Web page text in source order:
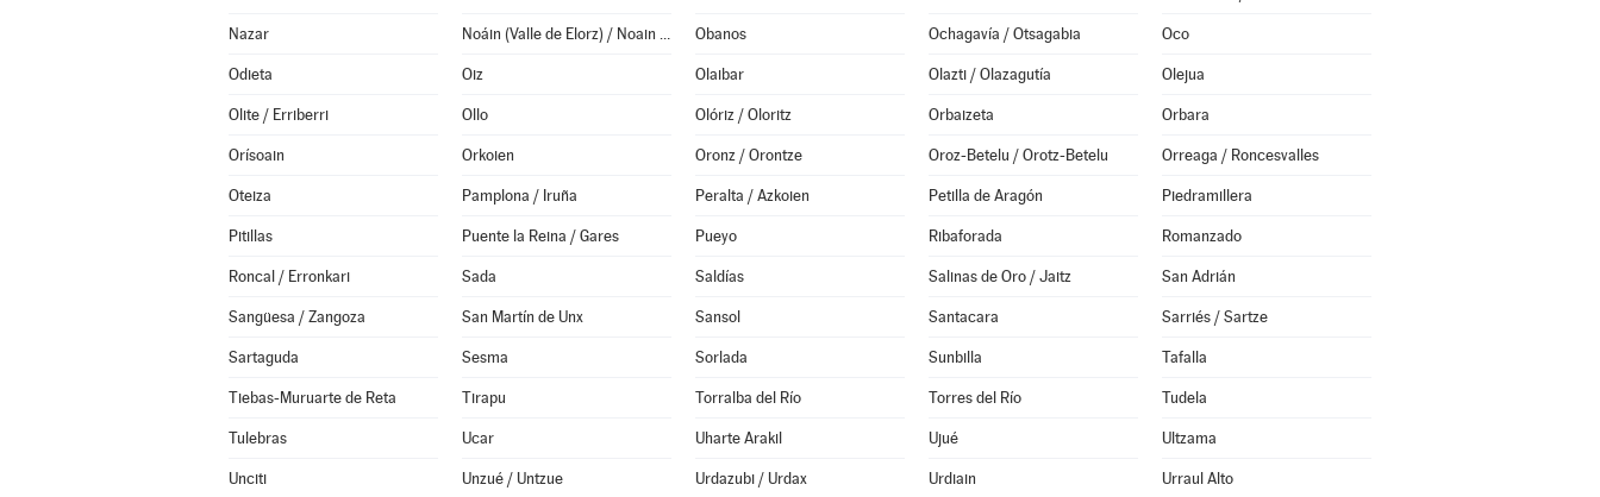
Nazar Noáin (Valle de Elorz) / Noain (Elortzibar) Obanos Ochagavía / Otsagabia Oco
Odieta Oiz Olaibar Olazti / Olazagutía Olejua
Olite / Erriberri Ollo Olóriz / Oloritz Orbaizeta Orbara
Orísoain Orkoien Oronz / Orontze Oroz-Betelu / Orotz-Betelu Orreaga / Roncesvalles
Oteiza Pamplona / Iruña Peralta / Azkoien Petilla de Aragón Piedramillera
Pitillas Puente la Reina / Gares Pueyo Ribaforada Romanzado
Roncal / Erronkari Sada Saldías Salinas de Oro / Jaitz San Adrián
Sangüesa / Zangoza San Martín de Unx Sansol Santacara Sarriés / Sartze
Sartaguda Sesma Sorlada Sunbilla Tafalla
Tiebas-Muruarte de Reta Tirapu Torralba del Río Torres del Río Tudela
Tulebras Ucar Uharte Arakil Ujué Ultzama
Unciti Unzué / Untzue Urdazubi / Urdax Urdiain Urraul Alto